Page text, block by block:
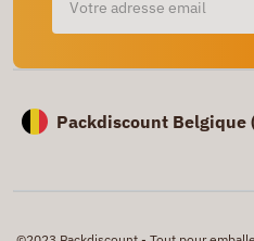
Packdiscount Belgique